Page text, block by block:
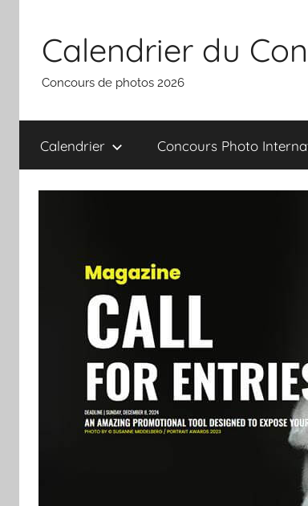
contenu
Calendrier du
Concours de photos 2026
Calendrier Concours Photo